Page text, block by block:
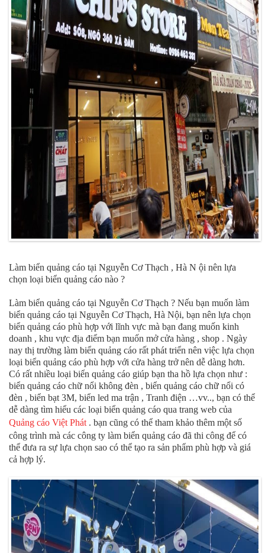
Làm biển quảng cáo tại Nguyễn Cơ Thạch , Hà N ội nên lựa
chọn loại biển quảng cáo nào ?
Làm biển quảng cáo tại Nguyễn Cơ Thạch ? Nếu bạn muốn làm
biển quảng cáo tại Nguyễn Cơ Thạch, Hà Nội, bạn nên lựa chọn
biển quảng cáo phù hợp với lĩnh vực mà bạn đang muốn kinh
doanh , khu vực địa điểm bạn muốn mở cửa hàng , shop . Ngày
nay thị trường làm biển quảng cáo rất phát triển nên việc lựa chọn
loại biển quảng cáo phù hợp với cửa hàng trở nên dễ dàng hơn.
Có rất nhiều loại biển quảng cáo giúp bạn tha hồ lựa chọn như :
biển quảng cáo chữ nổi không đèn , biển quảng cáo chữ nổi có
đèn , biển bạt 3M, biển led ma trận , Tranh điện …vv.., bạn có thể
dễ dàng tìm hiểu các loại biển quảng cáo qua trang web của
Quảng cáo Việt Phát . bạn cũng có thể tham khảo thêm một số
công trình mà các công ty làm biển quảng cáo đã thi công để có
thể đưa ra sự lựa chọn sao có thể tạo ra sản phẩm phù hợp và giá
cả hợp lý.